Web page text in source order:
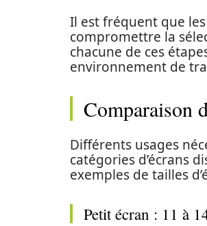
Il est fréquent que
compromettre la
chacune de ces
environnement de
Comparaison
Différents usages
catégories d’écrans
exemples de tailles
Petit écran : 11 à